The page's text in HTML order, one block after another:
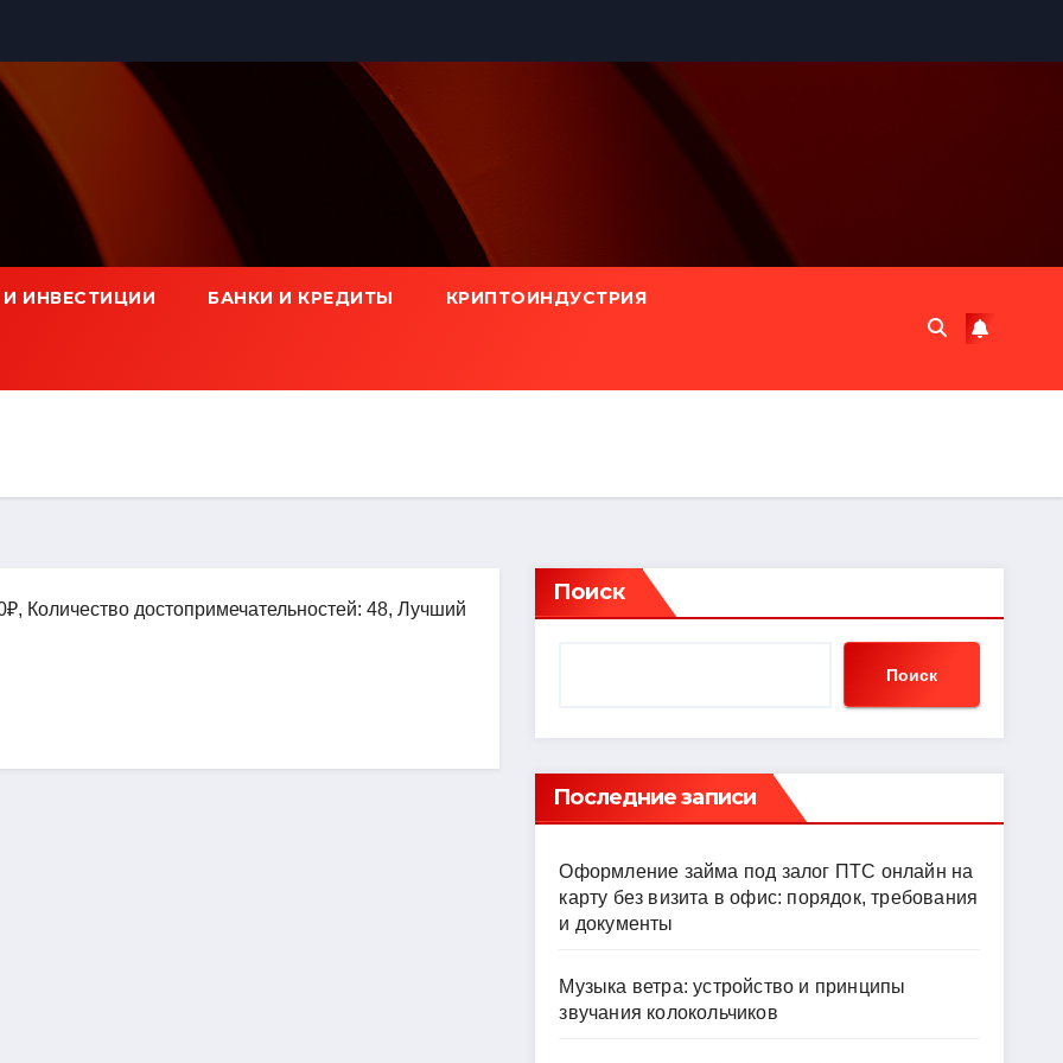
И ИНВЕСТИЦИИ БАНКИ И КРЕДИТЫ КРИПТОИНДУСТРИЯ
Количество достопримечательностей: 48, Лучший
Поиск
Поиск
Последние записи
Оформление займа под залог ПТС онлайн на
карту без визита в офис: порядок, требования
и документы
Музыка ветра: устройство и принципы
звучания колокольчиков